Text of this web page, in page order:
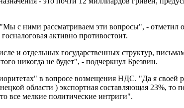
с ними рассматриваем эти вопросы", - отметил
активно противостоит.
и отдельных государственных структур,
никогда не будет", - подчеркнул Брезвин.
в вопросе возмещения НДС. "Да я
области ) экспортная составляющая 23%, то
все мелкие политические интриги".